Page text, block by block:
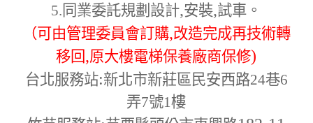
5. 同業委託規劃設計,安裝,試車。
（可由管理委員會訂購,改造完成再技術轉
移回,原大樓電梯保養廠商保修)
台北服務站:新北市新莊區民安西路24巷6
弄7號1樓